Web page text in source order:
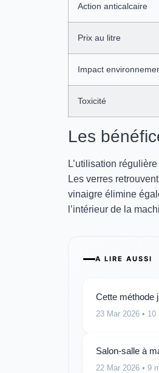
Action anticalcaire
Prix au litre
Impact
Toxicité
Les
L’utilisation
Les verres
vinaigre élimine
l’intérieur de la
A LIRE AUSSI
Cette méthode
23 Mar 2026 • 10
Salon-salle à
22 Mar 2026 • 9